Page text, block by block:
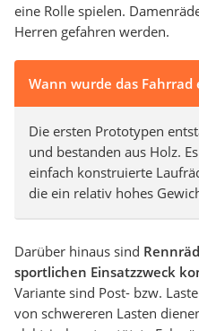
eine Rolle spielen.
Herren gefahren werden.
Wann wurde das Fahrrad
Die ersten Prototypen
und bestanden aus Holz.
einfach konstruierte
die ein relativ hohes
Darüber hinaus sind
sportlichen Einsatzzweck
Variante sind Post- bzw.
von schwereren Lasten